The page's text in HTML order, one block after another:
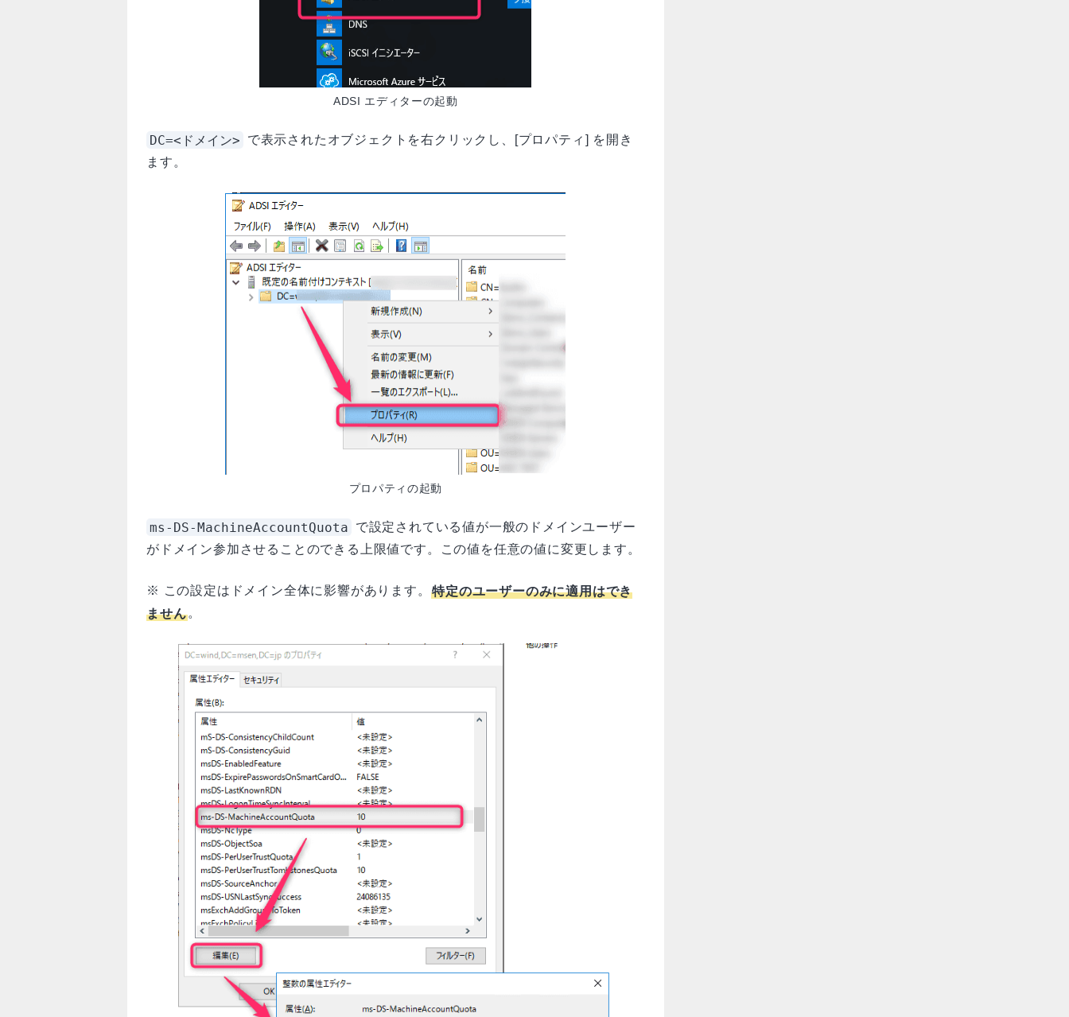
ADSI エディターの起動
DC=<ドメイン>
で表示されたオブジェクトを右クリックし、[プロパティ] を開き
ます。
プロパティの起動
ms-DS-MachineAccountQuota
で設定されている値が一般のドメインユーザー
がドメイン参加させることのできる上限値です。この値を任意の値に変更します。
※ この設定はドメイン全体に影響があります。 特定のユーザーのみに適用はでき
ません 。